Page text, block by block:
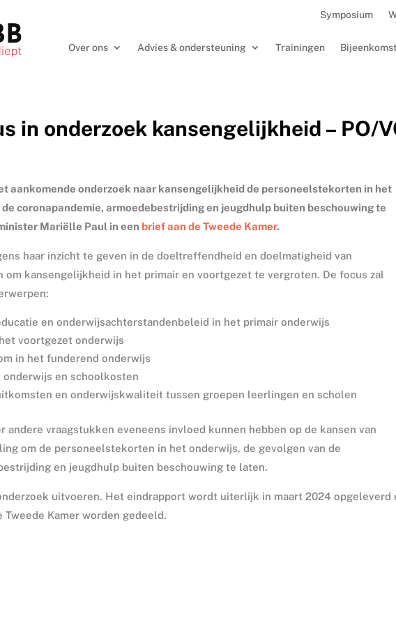
Symposium
Over ons Advies & ondersteuning Trainingen
in onderzoek kansengelijkheid – PO/
aankomende onderzoek naar kansengelijkheid de personeelstekorten in het
coronapandemie, armoedebestrijding en jeugdhulp buiten beschouwing te
Mariëlle Paul in een brief aan de Tweede Kamer.
haar inzicht te geven in de doeltreffendheid en doelmatigheid van
kansengelijkheid in het primair en voortgezet te vergroten. De focus zal
en onderwijsachterstandenbeleid in het primair onderwijs
voortgezet onderwijs
in het funderend onderwijs
en schoolkosten
en onderwijskwaliteit tussen groepen leerlingen en scholen
andere vraagstukken eveneens invloed kunnen hebben op de kansen van
om de personeelstekorten in het onderwijs, de gevolgen van de
en jeugdhulp buiten beschouwing te laten.
uitvoeren. Het eindrapport wordt uiterlijk in maart 2024 opgeleverd
Tweede Kamer worden gedeeld.